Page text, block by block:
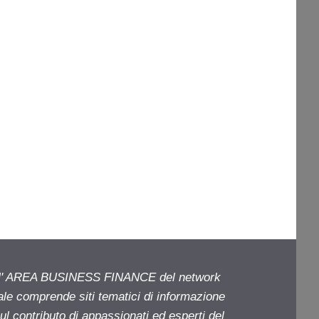
BUSINESS FINANCE del network
comprende siti tematici di informazione
contributo di appassionati ed esperti del